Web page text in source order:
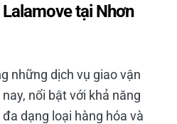
tại Nhơn
những dịch vụ giao vận
nổi bật với khả năng
dạng loại hàng hóa và